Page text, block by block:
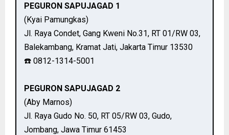
PEGURON SAPUJAGAD 1
(Kyai Pamungkas)
Jl. Raya Condet, Gang Kweni No.31, RT 01/RW 03,
Balekambang, Kramat Jati, Jakarta Timur 13530
☎️ 0812-1314-5001
PEGURON SAPUJAGAD 2
(Aby Marnos)
Jl. Raya Gudo No. 50, RT 05/RW 03, Gudo,
Jombang, Jawa Timur 61453